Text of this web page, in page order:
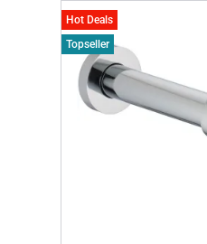
Hot Deals
Topseller